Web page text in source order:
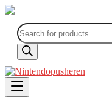
Products
search
Skip
to
content